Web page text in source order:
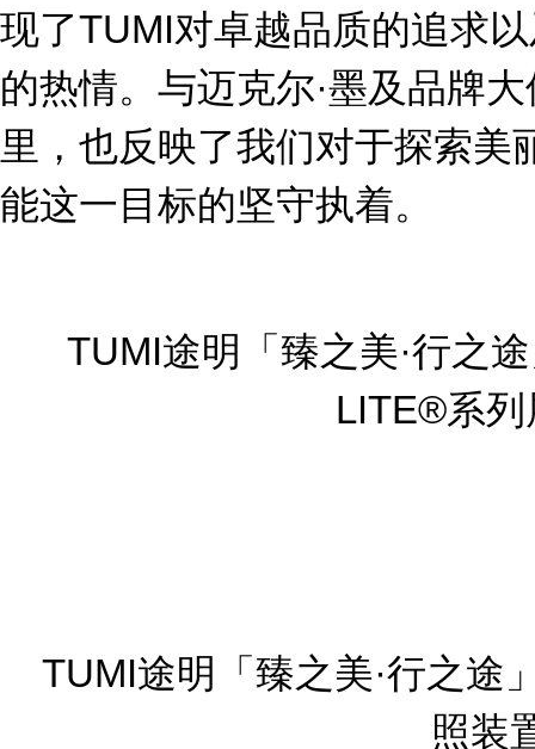
现了TUMI对卓越品质的追求
的热情。与迈克尔·墨及品牌
里，也反映了我们对于探索美
能这一目标的坚守执着。
TUMI途明「臻之美·行之
LITE®系列
TUMI途明「臻之美·行之途
照装